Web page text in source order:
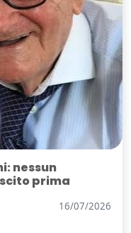
nessun
prima
16/07/2026